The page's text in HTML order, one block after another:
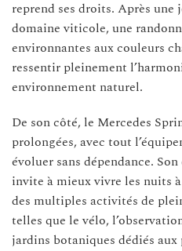
reprend ses droits. Après une
domaine viticole, une
environnantes aux couleurs
ressentir pleinement
environnement naturel.
De son côté, le Mercedes
prolongées, avec tout
évoluer sans dépendance.
invite à mieux vivre les nuits
des multiples activités de
telles que le vélo,
jardins botaniques dédiés